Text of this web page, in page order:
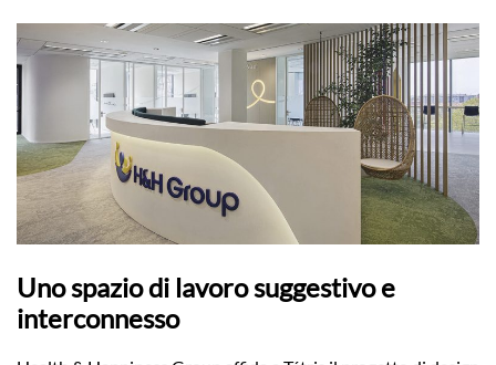
Uno spazio di lavoro suggestivo e
interconnesso